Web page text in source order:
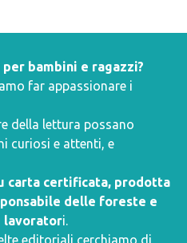
bambini e ragazzi?
far appassionare i
della lettura possano
curiosi e attenti, e
carta certificata, prodotta
delle foreste e
lavoratori.
editoriali cerchiamo di